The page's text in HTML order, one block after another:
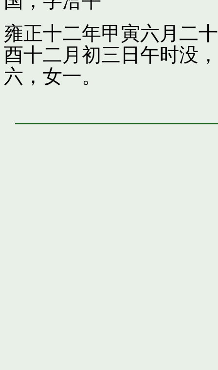
雍正十二年甲寅六月二
酉十二月初三日午时没
六，女一。